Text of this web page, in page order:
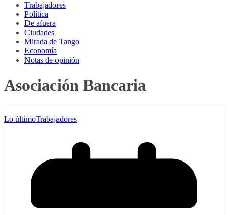
Trabajadores
Política
De afuera
Ciudades
Mirada de Tango
Economía
Notas de opinión
Asociación Bancaria
Lo últimoTrabajadores